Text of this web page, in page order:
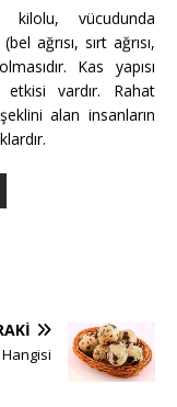
vücudunda
ağrısı, sırt ağrısı,
Kas yapısı
vardır. Rahat
alan insanların